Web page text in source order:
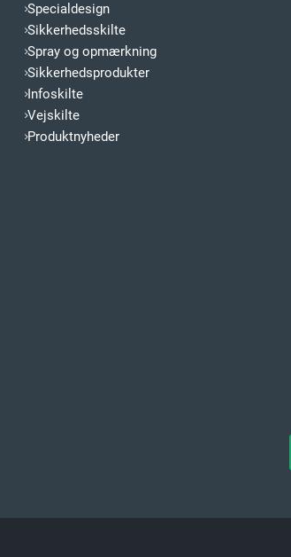
Specialdesign
Sikkerhedsskilte
Spray og opmærkning
Sikkerhedsprodukter
Infoskilte
Vejskilte
Produktnyheder